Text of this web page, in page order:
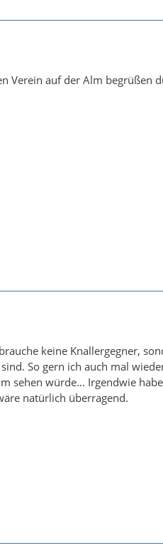
Verein auf der Alm begrüßen
keine Knallergegner,
So gern ich auch mal
sehen würde... Irgendwie
natürlich überragend.